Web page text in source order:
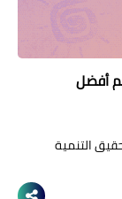
لأسرة
أفضل
التنمية